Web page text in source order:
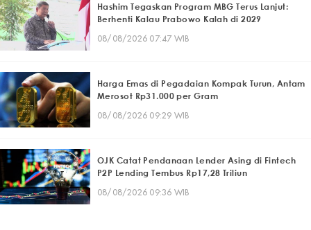
Hashim Tegaskan Program MBG Terus Lanjut:
Berhenti Kalau Prabowo Kalah di 2029
08/08/2026 07:47 WIB
Harga Emas di Pegadaian Kompak Turun, Antam
Merosot Rp31.000 per Gram
08/08/2026 09:29 WIB
OJK Catat Pendanaan Lender Asing di Fintech
P2P Lending Tembus Rp17,28 Triliun
08/08/2026 09:36 WIB